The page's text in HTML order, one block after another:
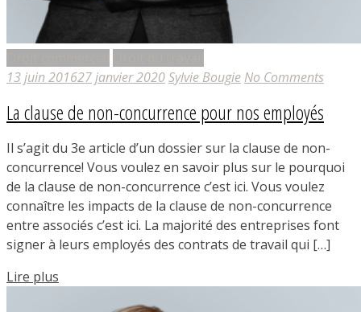
13 juin 201627 janvier 2020Sylvie Bougie No Comments
La clause de non-concurrence pour nos employés
Il s’agit du 3e article d’un dossier sur la clause de non-
concurrence! Vous voulez en savoir plus sur le pourquoi
de la clause de non-concurrence c’est ici. Vous voulez
connaître les impacts de la clause de non-concurrence
entre associés c’est ici. La majorité des entreprises font
signer à leurs employés des contrats de travail qui […]
Lire plus